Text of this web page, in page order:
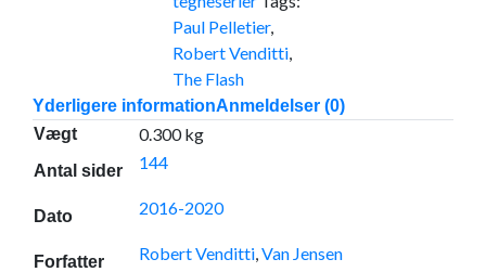
Paul Pelletier,
Robert Venditti,
The Flash
Yderligere informationAnmeldelser (0)
Vægt
0.300 kg
Antal sider 144
Dato 2016-2020
Forfatter Robert Venditti,Van Jensen